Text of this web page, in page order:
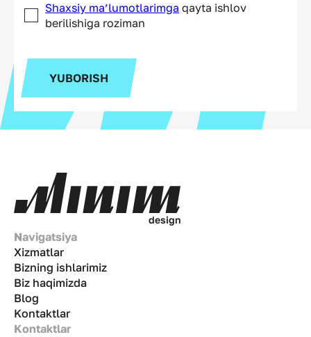
Shaxsiy ma’lumotlarimga qayta ishlov
berilishiga roziman
YUBORISH
design
Navigatsiya
Xizmatlar
Bizning ishlarimiz
Biz haqimizda
Blog
Kontaktlar
Kontaktlar